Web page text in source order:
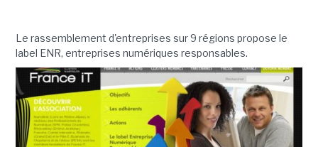
Le rassemblement d'entreprises sur 9 régions propose le
label ENR, entreprises numériques responsables.